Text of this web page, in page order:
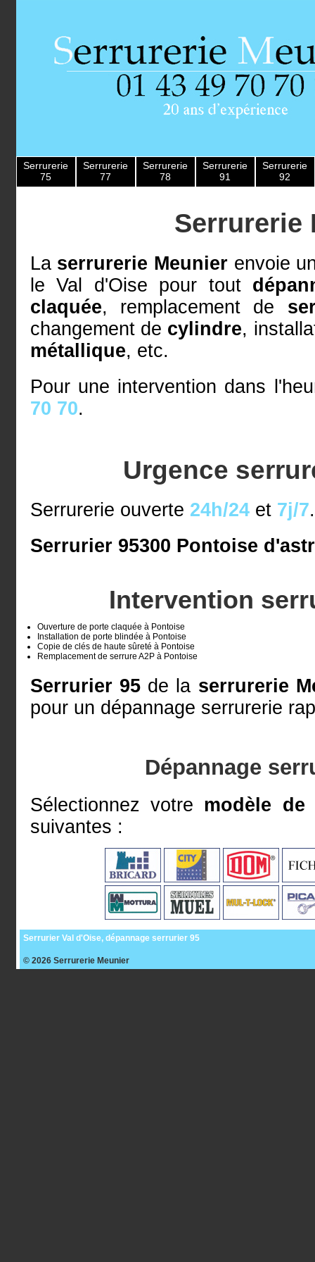
Serrurerie
75
Serrurerie
77
Serrurerie
78
Serrurerie
91
Serrurerie
92
Serrurerie
La serrurerie Meunierenvoie
le Val d'Oise pour tout
claquée, remplacement de
changement de cylindre,
métallique, etc.
Pour une intervention dans
70 70.
Urgence
Serrurerie ouverte 24h/24et 7j/7
Serrurier 95300 Pontoise
Intervention
Ouverture de porte claquée à Pontoise
Installation de porte blindée à Pontoise
Copie de clés de haute sûreté à Pontoise
Remplacement de serrure A2P à Pontoise
Serrurier 95de la serrurerie
pour un dépannage serrurerie
Dépannage
Sélectionnez votre modèle de
suivantes :
Serrurier Val d'Oise, dépannage serrurier 95
© 2026 Serrurerie Meunier